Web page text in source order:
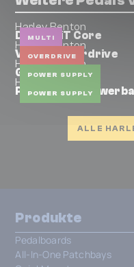
MULTI
Harley Benton
DNAfx GiT Core
OVERDRIVE
Harley Benton
Vintage Overdrive
POWER SUPPLY
Harley Benton
Groundbox
POWER SUPPLY
Harley Benton
PowerPlant
ALLE
Produkte
Pedalboards
All-In-One Patchbays